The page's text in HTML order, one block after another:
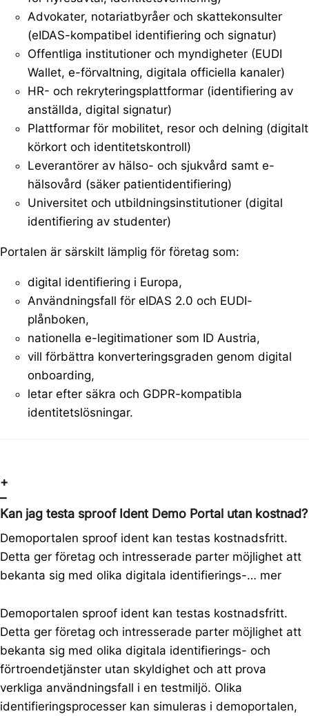
Advokater, notariatbyråer och skattekonsulter
(eIDAS-kompatibel identifiering och signatur)
Offentliga institutioner och myndigheter (EUDI
Wallet, e-förvaltning, digitala officiella kanaler)
HR- och rekryteringsplattformar (identifiering av
anställda, digital signatur)
Plattformar för mobilitet, resor och delning (digitalt
körkort och identitetskontroll)
Leverantörer av hälso- och sjukvård samt e-
hälsovård (säker patientidentifiering)
Universitet och utbildningsinstitutioner (digital
identifiering av studenter)
Portalen är särskilt lämplig för företag som:
digital identifiering i Europa,
Användningsfall för eIDAS 2.0 och EUDI-
plånboken,
nationella e-legitimationer som ID Austria,
vill förbättra konverteringsgraden genom digital
onboarding,
letar efter säkra och GDPR-kompatibla
identitetslösningar.
+
–
Kan jag testa sproof Ident Demo Portal utan kostnad?
Demoportalen sproof ident kan testas kostnadsfritt.
Detta ger företag och intresserade parter möjlighet att
bekanta sig med olika digitala identifierings-… mer
Demoportalen sproof ident kan testas kostnadsfritt.
Detta ger företag och intresserade parter möjlighet att
bekanta sig med olika digitala identifierings- och
förtroendetjänster utan skyldighet och att prova
verkliga användningsfall i en testmiljö. Olika
identifieringsprocesser kan simuleras i demoportalen,